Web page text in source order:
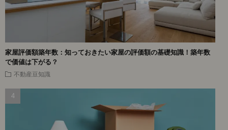
家屋評価額築年数：知っておきたい家屋の評価額の基礎知識！築年数
で価値は下がる？
不動産豆知識